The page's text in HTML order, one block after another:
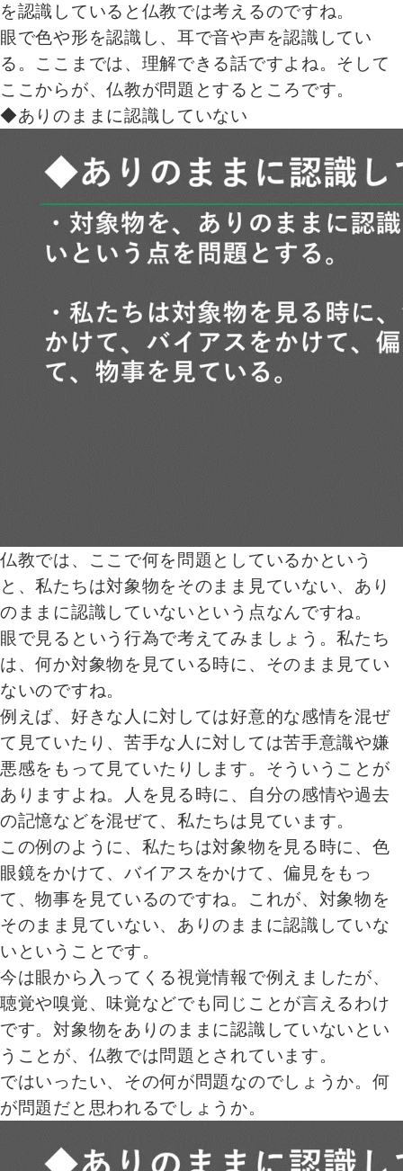
を認識していると仏教では考えるのですね。
眼で色や形を認識し、耳で音や声を認識してい
る。ここまでは、理解できる話ですよね。そして
ここからが、仏教が問題とするところです。
◆ありのままに認識していない
仏教では、ここで何を問題としているかという
と、私たちは対象物をそのまま見ていない、あり
のままに認識していないという点なんですね。
眼で見るという行為で考えてみましょう。私たち
は、何か対象物を見ている時に、そのまま見てい
ないのですね。
例えば、好きな人に対しては好意的な感情を混ぜ
て見ていたり、苦手な人に対しては苦手意識や嫌
悪感をもって見ていたりします。そういうことが
ありますよね。人を見る時に、自分の感情や過去
の記憶などを混ぜて、私たちは見ています。
この例のように、私たちは対象物を見る時に、色
眼鏡をかけて、バイアスをかけて、偏見をもっ
て、物事を見ているのですね。これが、対象物を
そのまま見ていない、ありのままに認識していな
いということです。
今は眼から入ってくる視覚情報で例えましたが、
聴覚や嗅覚、味覚などでも同じことが言えるわけ
です。対象物をありのままに認識していないとい
うことが、仏教では問題とされています。
ではいったい、その何が問題なのでしょうか。何
が問題だと思われるでしょうか。